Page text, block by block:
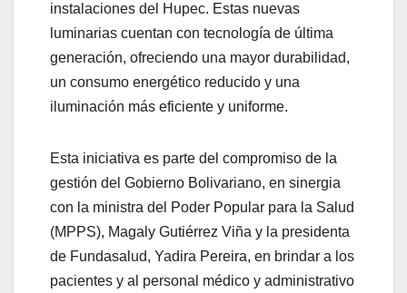
instalaciones del Hupec. Estas nuevas
luminarias cuentan con tecnología de última
generación, ofreciendo una mayor durabilidad,
un consumo energético reducido y una
iluminación más eficiente y uniforme.
Esta iniciativa es parte del compromiso de la
gestión del Gobierno Bolivariano, en sinergia
con la ministra del Poder Popular para la Salud
(MPPS), Magaly Gutiérrez Viña y la presidenta
de Fundasalud, Yadira Pereira, en brindar a los
pacientes y al personal médico y administrativo